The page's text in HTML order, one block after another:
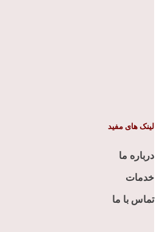
لینک های مفید
درباره ما
خدمات
تماس با ما